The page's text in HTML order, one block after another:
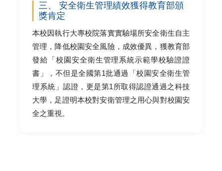
三、 安全衛生管理績效獲得教育部頒
獎肯定
本校因執行大專校院落實實驗場所安全衛生自主
管理，降低校園安全風險，成效優異，獲教育部
發給「校園安全衛生管理系統示範學校驗證證
書」，不但是全國第1批通過「校園安全衛生管
理系統」認證，更是第1所取得認證通過之科技
大學，足證明本校對安衛管理之用心與對校園安
全之重視。